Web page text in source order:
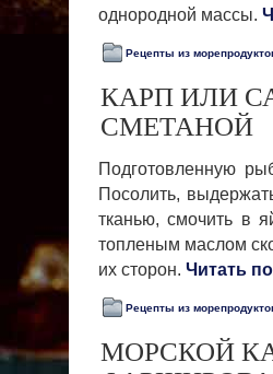
од­нородной массы.
Рецепты из
КАРП ИЛИ
СМЕТАНОЙ
Подготовленную
Посолить,
тканью, смочить в
топленым мас­лом
их сторон. Читать
Рецепты из
МОРСКОЙ